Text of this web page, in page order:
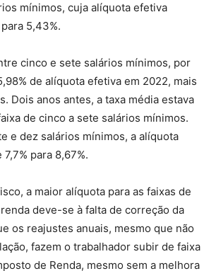
mínimos, cuja alíquota efetiva
5,43%.
cinco e sete salários mínimos, por
de alíquota efetiva em 2022, mais
Dois anos antes, a taxa média estava
de cinco a sete salários mínimos.
e dez salários mínimos, a alíquota
para 8,67%.
a maior alíquota para as faixas de
deve-se à falta de correção da
os reajustes anuais, mesmo que não
fazem o trabalhador subir de faixa
de Renda, mesmo sem a melhora